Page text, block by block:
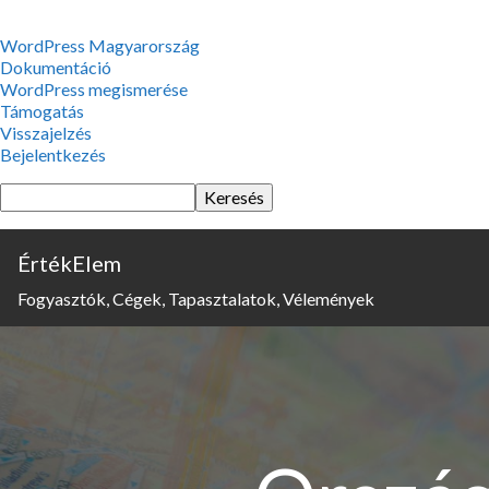
WordPress,
a
csodás
WordPress Magyarország
Dokumentáció
WordPress megismerése
Támogatás
Visszajelzés
Bejelentkezés
Keresés
ÉrtékElem
Fogyasztók, Cégek, Tapasztalatok, Vélemények